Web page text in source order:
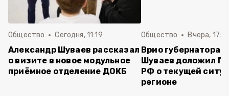
Общество Сегодня, 11:19
Александр Шуваев рассказал
о визите в новое модульное
приёмное отделение ДОКБ
Общество Вчера,
Врио губернатора
Шуваев доложил
РФ о текущей
регионе